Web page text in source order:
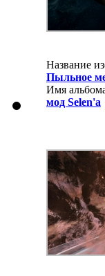
Название
Пыльное
Имя
мод Selen'a